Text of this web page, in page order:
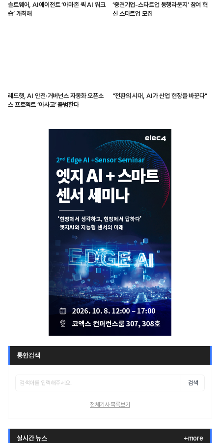
솔트웨어, AI에이전트 ‘아마존 퀵 AI 워크
숍’ 개최해
‘중견기업-스타트업 동행라운지’ 참여 혁
신 스타트업 모집
레드햇, AI 안전·거버넌스 자동화 오픈소
스 프로젝트 ‘아사고’ 출범한다
"전환의 시대, AI가 산업 현장을 바꾼다"
통합검색
검색
전체기사 목록보기
실시간 뉴스 +more